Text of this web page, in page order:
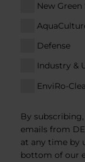
New
Defense
Industry &
EnviRo-
By
emails from
at any time by
bottom of our